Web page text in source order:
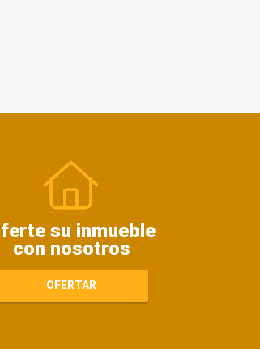
su inmueble
con nosotros
OFERTAR